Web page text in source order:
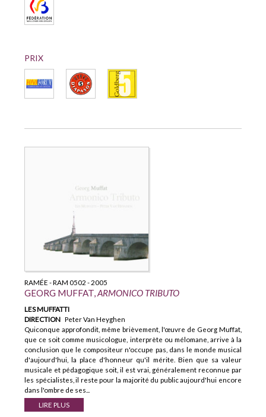
PRIX
RAMÉE - RAM 0502 - 2005
GEORG MUFFAT,ARMONICO TRIBUTO
LES MUFFATTI
DIRECTION Peter Van Heyghen
Quiconque approfondit, même brièvement, l'œuvre de Georg Muffat,
que ce soit comme musicologue, interprète ou mélomane, arrive à la
conclusion que le compositeur n'occupe pas, dans le monde musical
d'aujourd'hui, la place d'honneur qu'il mérite. Bien que sa valeur
musicale et pédagogique soit, il est vrai, généralement reconnue par
les spécialistes, il reste pour la majorité du public aujourd'hui encore
dans l'ombre de ses...
LIRE PLUS